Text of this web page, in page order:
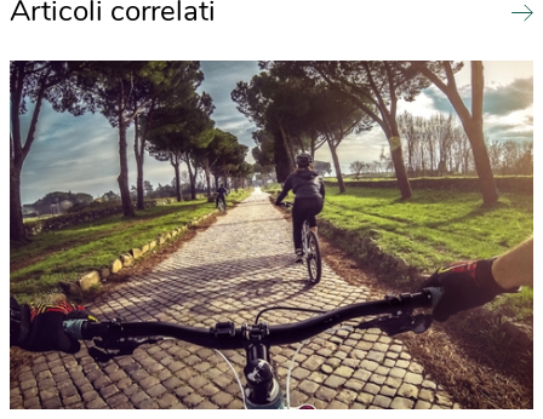
Articoli correlati